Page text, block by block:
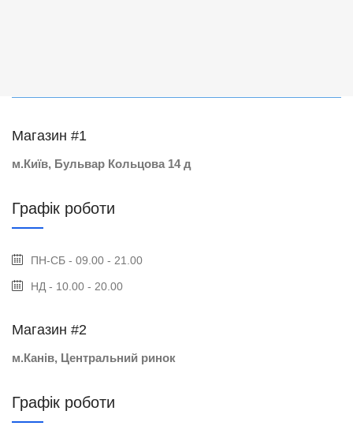
Магазин #1
м.Київ, Бульвар Кольцова 14 д
Графік роботи
ПН-СБ - 09.00 - 21.00
НД - 10.00 - 20.00
Магазин #2
м.Канів, Центральний ринок
Графік роботи